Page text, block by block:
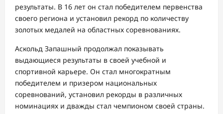
результаты. В 16 лет он стал победителем первенства
своего региона и установил рекорд по количеству
золотых медалей на областных соревнованиях.
Аскольд Запашный продолжал показывать
выдающиеся результаты в своей учебной и
спортивной карьере. Он стал многократным
победителем и призером национальных
соревнований, установил рекорды в различных
номинациях и дважды стал чемпионом своей страны.